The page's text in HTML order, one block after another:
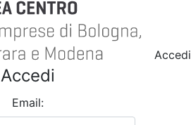
Accedi
Accedi
Email: